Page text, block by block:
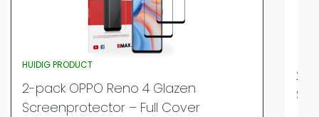
HUIDIG PRODUCT
2-pack OPPO Reno 4 Glazen
Screenprotector – Full Cover
2-